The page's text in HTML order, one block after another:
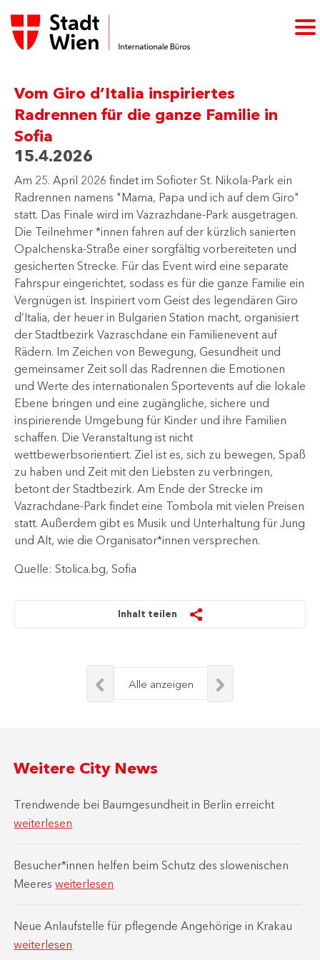
Vom Giro d’Italia inspiriertes
Radrennen für die ganze Familie in
Sofia
15.4.2026
Am 25. April 2026 findet im Sofioter St. Nikola-Park ein
Radrennen namens "Mama, Papa und ich auf dem Giro"
statt. Das Finale wird im Vazrazhdane-Park ausgetragen.
Die Teilnehmer *innen fahren auf der kürzlich sanierten
Opalchenska-Straße einer sorgfältig vorbereiteten und
gesicherten Strecke. Für das Event wird eine separate
Fahrspur eingerichtet, sodass es für die ganze Familie ein
Vergnügen ist. Inspiriert vom Geist des legendären Giro
d’Italia, der heuer in Bulgarien Station macht, organisiert
der Stadtbezirk Vazraschdane ein Familienevent auf
Rädern. Im Zeichen von Bewegung, Gesundheit und
gemeinsamer Zeit soll das Radrennen die Emotionen
und Werte des internationalen Sportevents auf die lokale
Ebene bringen und eine zugängliche, sichere und
inspirierende Umgebung für Kinder und ihre Familien
schaffen. Die Veranstaltung ist nicht
wettbewerbsorientiert. Ziel ist es, sich zu bewegen, Spaß
zu haben und Zeit mit den Liebsten zu verbringen,
betont der Stadtbezirk. Am Ende der Strecke im
Vazrachdane-Park findet eine Tombola mit vielen Preisen
statt. Außerdem gibt es Musik und Unterhaltung für Jung
und Alt, wie die Organisator*innen versprechen.
Quelle: Stolica.bg, Sofia
Inhalt teilen
Alle anzeigen
Weitere City News
Trendwende bei Baumgesundheit in Berlin erreicht
weiterlesen
Besucher*innen helfen beim Schutz des slowenischen
Meeresweiterlesen
Neue Anlaufstelle für pflegende Angehörige in Krakau
weiterlesen